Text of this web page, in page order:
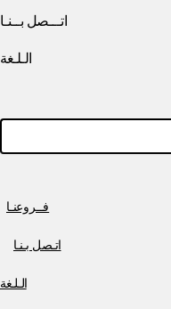
اتـــصل بــنـا
الـلـغة
فــروعنـا
اتـصل بـنـا
الـلـغة